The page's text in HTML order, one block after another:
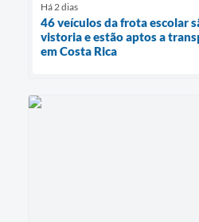
Há 2 dias
46 veículos da frota escolar
vistoria e estão aptos a
em Costa Rica